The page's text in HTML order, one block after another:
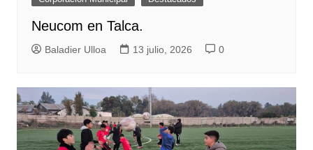
Neucom en Talca.
Baladier Ulloa 13 julio, 2026 0